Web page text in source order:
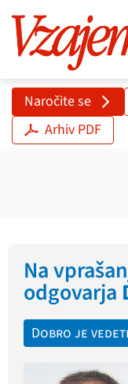
Naročite se
Arhiv PDF
Na
odgovarja
Dobro je vedeti